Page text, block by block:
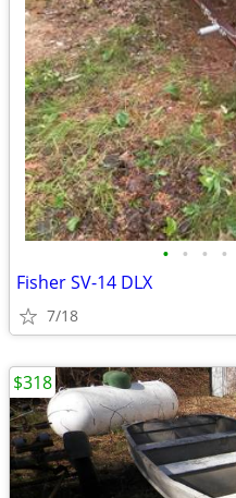
• • • •
Fisher SV-14 DLX
7/18
$318